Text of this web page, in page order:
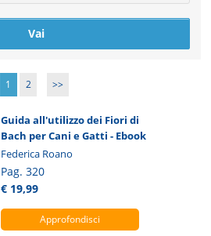
1 2 >>
Guida all'utilizzo dei Fiori di
Bach per Cani e Gatti - Ebook
Federica Roano
Pag. 320
€ 19,99
Approfondisci